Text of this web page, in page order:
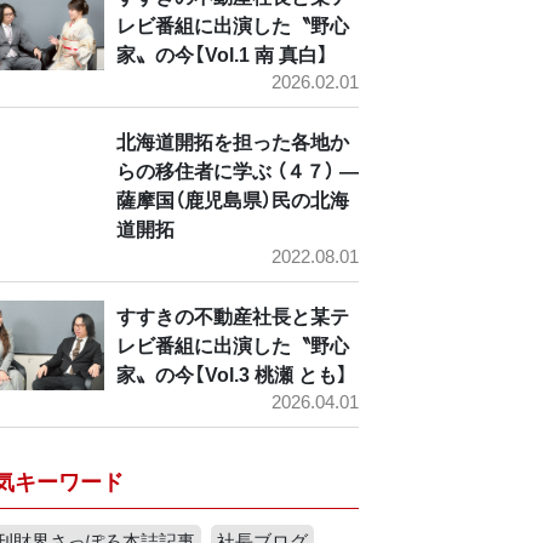
レビ番組に出演した〝野心
家〟の今【Vol.1 南 真白】
2026.02.01
北海道開拓を担った各地か
らの移住者に学ぶ （４７） ―
薩摩国（鹿児島県）民の北海
道開拓
2022.08.01
すすきの不動産社長と某テ
レビ番組に出演した〝野心
家〟の今【Vol.3 桃瀬 とも】
2026.04.01
キーワード